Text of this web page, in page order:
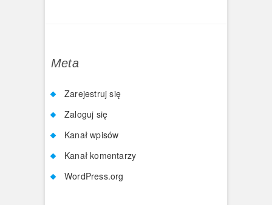
Meta
Zarejestruj się
Zaloguj się
Kanał wpisów
Kanał komentarzy
WordPress.org